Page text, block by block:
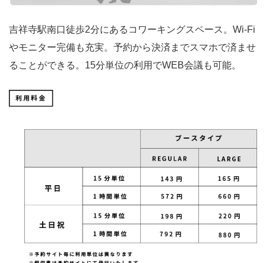
吉祥寺駅南口徒歩2分にあるコワーキングスペース。Wi-Fi
やモニター完備も充実。予約から決済までスマホで済ませ
ることができる。15分単位の利用でWEB会議も可能。